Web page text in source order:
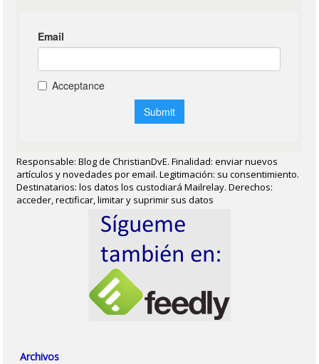
Responsable: Blog de ChristianDvE. Finalidad: enviar nuevos
artículos y novedades por email. Legitimación: su consentimiento.
Destinatarios: los datos los custodiará Mailrelay. Derechos:
acceder, rectificar, limitar y suprimir sus datos
Archivos